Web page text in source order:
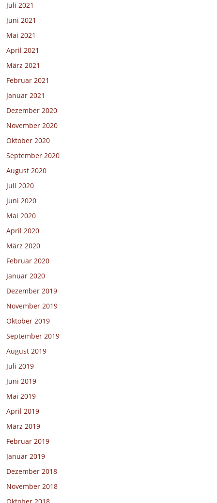
Juli 2021
Juni 2021
Mai 2021
April 2021
März 2021
Februar 2021
Januar 2021
Dezember 2020
November 2020
Oktober 2020
September 2020
August 2020
Juli 2020
Juni 2020
Mai 2020
April 2020
März 2020
Februar 2020
Januar 2020
Dezember 2019
November 2019
Oktober 2019
September 2019
August 2019
Juli 2019
Juni 2019
Mai 2019
April 2019
März 2019
Februar 2019
Januar 2019
Dezember 2018
November 2018